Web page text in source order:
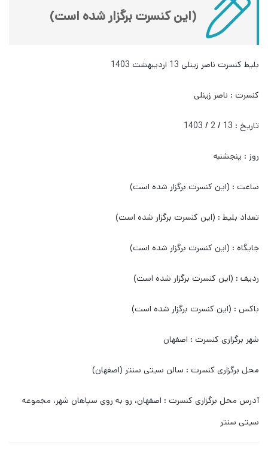
(این کنسرت برگزار شده است)
بلیط کنسرت ناصر زینلی 13 اردیبهشت 1403
کنسرت : ناصر زینلی
تاریخ : 13 / 2 / 1403
روز : پنجشنبه
ساعت : (این کنسرت برگزار شده است)
تعداد بلیط : (این کنسرت برگزار شده است)
جایگاه : (این کنسرت برگزار شده است)
ردیف : (این کنسرت برگزار شده است)
باکس : (این کنسرت برگزار شده است)
شهر برگزاری کنسرت : اصفهان
محل برگزاری کنسرت : سالن سیتی سنتر (اصفهان)
آدرس محل برگزاری کنسرت : اصفهان، رو به روی سپاهان شهر، مجموعه
سیتی سنتر